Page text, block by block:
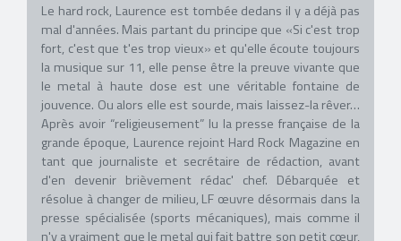
Le hard rock, Laurence est tombée dedans il y a déjà pas
mal d'années. Mais partant du principe que «Si c'est trop
fort, c'est que t'es trop vieux» et qu'elle écoute toujours
la musique sur 11, elle pense être la preuve vivante que
le metal à haute dose est une véritable fontaine de
jouvence. Ou alors elle est sourde, mais laissez-la rêver…
Après avoir “religieusement” lu la presse française de la
grande époque, Laurence rejoint Hard Rock Magazine en
tant que journaliste et secrétaire de rédaction, avant
d'en devenir brièvement rédac' chef. Débarquée et
résolue à changer de milieu, LF œuvre désormais dans la
presse spécialisée (sports mécaniques), mais comme il
n'y a vraiment que le metal qui fait battre son petit cœur,